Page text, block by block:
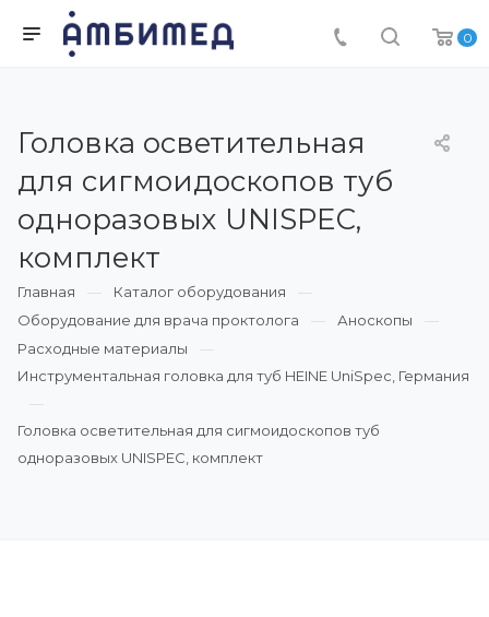
0
Головка осветительная
для сигмоидоскопов туб
одноразовых UNISPEC,
комплект
Главная
Каталог оборудования
Оборудование для врача проктолога
Аноскопы
Расходные материалы
Инструментальная головка для туб HEINE UniSpec, Германия
Головка осветительная для сигмоидоскопов туб
одноразовых UNISPEC, комплект